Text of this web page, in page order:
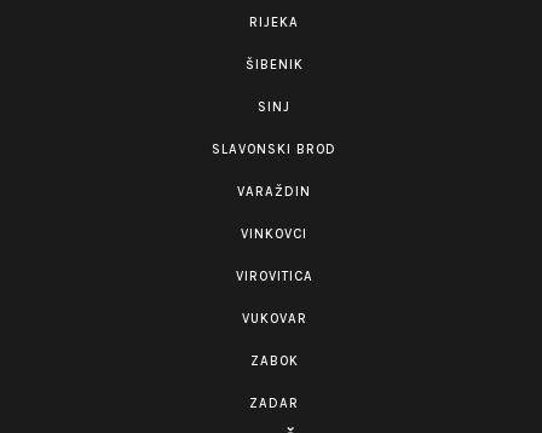
RIJEKA
ŠIBENIK
SINJ
SLAVONSKI BROD
VARAŽDIN
VINKOVCI
VIROVITICA
VUKOVAR
ZABOK
ZADAR